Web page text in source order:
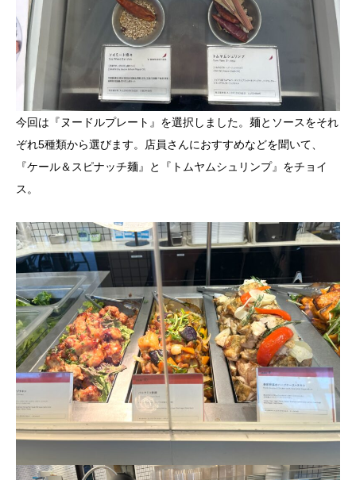
今回は『ヌードルプレート』を選択しました。麺とソースをそれ
ぞれ5種類から選びます。店員さんにおすすめなどを聞いて、
『ケール＆スピナッチ麺』と『トムヤムシュリンプ』をチョイ
ス。